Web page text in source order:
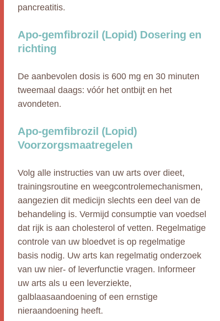
pancreatitis.
Apo-gemfibrozil (Lopid) Dosering en
richting
De aanbevolen dosis is 600 mg en 30 minuten
tweemaal daags: vóór het ontbijt en het
avondeten.
Apo-gemfibrozil (Lopid)
Voorzorgsmaatregelen
Volg alle instructies van uw arts over dieet,
trainingsroutine en weegcontrolemechanismen,
aangezien dit medicijn slechts een deel van de
behandeling is. Vermijd consumptie van voedsel
dat rijk is aan cholesterol of vetten. Regelmatige
controle van uw bloedvet is op regelmatige
basis nodig. Uw arts kan regelmatig onderzoek
van uw nier- of leverfunctie vragen. Informeer
uw arts als u een leverziekte,
galblaasaandoening of een ernstige
nieraandoening heeft.